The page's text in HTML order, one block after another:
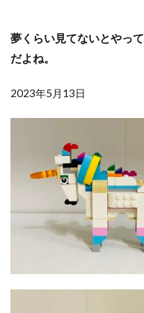
夢くらい見てないとやっ
だよね。
2023年5月13日